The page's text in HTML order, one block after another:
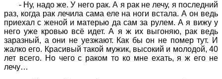
- Ну, надо же. У него рак. А я рак не лечу, я последний
раз, когда рак лечила сама еле на ноги встала. А он ведь
приехал с женой и матерью да сам за рулем. А я вижу у
него уже кровью всё идет. А я ж их выгоняю, рак ведь
заразный, а они не уезжают. Как бы он не помер тут. И
жалко его. Красивый такой мужик, высокий и молодой, 40
лет всего. Но чего с раком то ко мне ехать, я ж его не
лечу…